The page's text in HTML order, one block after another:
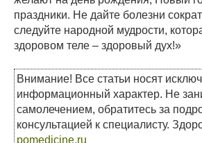
праздники. Не дайте болезни
следуйте народной мудрости,
здоровом теле – здоровый дух!»
Внимание! Все статьи носят
информационный характер. Не
самолечением, обратитесь за
консультацией к специалисту.
pomedicine.ru